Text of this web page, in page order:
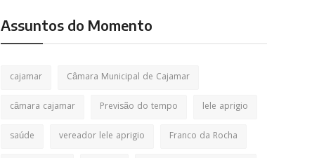
Assuntos do Momento
cajamar
Câmara Municipal de Cajamar
câmara cajamar
Previsão do tempo
lele aprigio
saúde
vereador lele aprigio
Franco da Rocha